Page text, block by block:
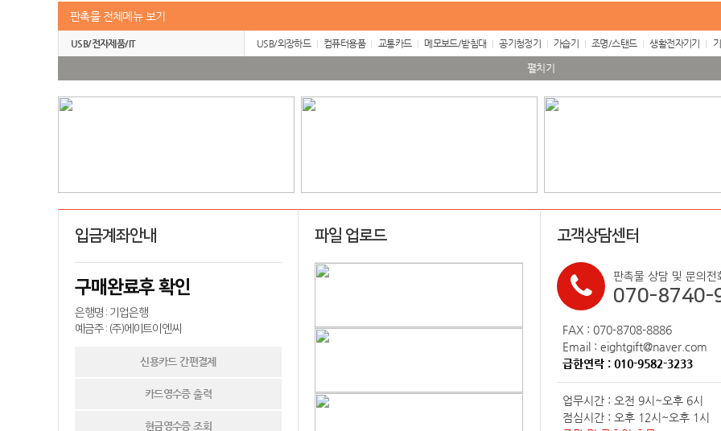
판촉물 전체메뉴 보기
USB/전자제품/IT USB/외장하드 컴퓨터용품 교통카드 메모보드/받침대 공기청정기 가습기 조명/스탠드 생활전자기기
펼치기
입금계좌안내
구매완료후 확인
은행명 : 기업은행
예금주 : (주)에이트이엔씨
신용카드 간편결제
카드영수증 출력
현금영수증 조회
파일 업로드 고객상담센터
판촉물 상담 및 문의전
070-8740-
FAX : 070-8708-8886
Email : eightgift@naver.com
급한연락 : 010-9582-3233
업무시간 : 오전 9시~오후 6시
점심시간 : 오후 12시~오후 1시